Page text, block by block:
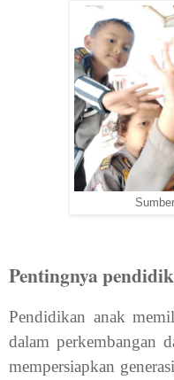
Pentingnya
Pendidikan anak
dalam perkembangan
mempersiapkan